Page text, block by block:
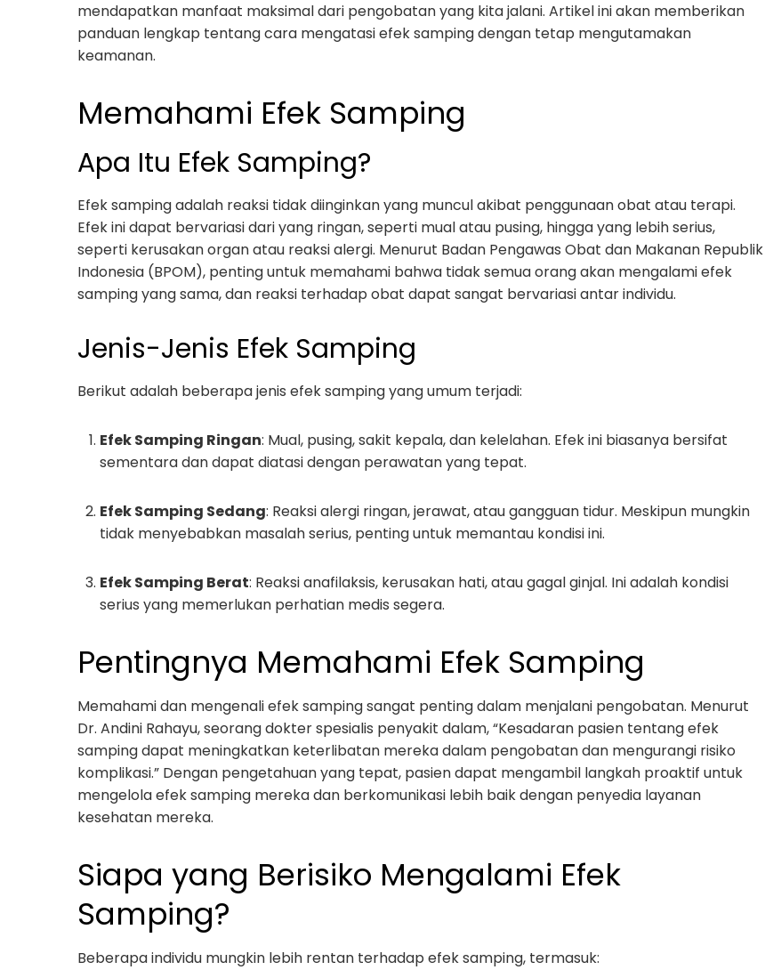
mendapatkan manfaat maksimal dari pengobatan yang kita jalani. Artikel ini akan memberikan
panduan lengkap tentang cara mengatasi efek samping dengan tetap mengutamakan
keamanan.
Memahami Efek Samping
Apa Itu Efek Samping?
Efek samping adalah reaksi tidak diinginkan yang muncul akibat penggunaan obat atau terapi.
Efek ini dapat bervariasi dari yang ringan, seperti mual atau pusing, hingga yang lebih serius,
seperti kerusakan organ atau reaksi alergi. Menurut Badan Pengawas Obat dan Makanan Republik
Indonesia (BPOM), penting untuk memahami bahwa tidak semua orang akan mengalami efek
samping yang sama, dan reaksi terhadap obat dapat sangat bervariasi antar individu.
Jenis-Jenis Efek Samping
Berikut adalah beberapa jenis efek samping yang umum terjadi:
Efek Samping Ringan: Mual, pusing, sakit kepala, dan kelelahan. Efek ini biasanya bersifat
sementara dan dapat diatasi dengan perawatan yang tepat.
Efek Samping Sedang: Reaksi alergi ringan, jerawat, atau gangguan tidur. Meskipun mungkin
tidak menyebabkan masalah serius, penting untuk memantau kondisi ini.
Efek Samping Berat: Reaksi anafilaksis, kerusakan hati, atau gagal ginjal. Ini adalah kondisi
serius yang memerlukan perhatian medis segera.
Pentingnya Memahami Efek Samping
Memahami dan mengenali efek samping sangat penting dalam menjalani pengobatan. Menurut
Dr. Andini Rahayu, seorang dokter spesialis penyakit dalam, “Kesadaran pasien tentang efek
samping dapat meningkatkan keterlibatan mereka dalam pengobatan dan mengurangi risiko
komplikasi.” Dengan pengetahuan yang tepat, pasien dapat mengambil langkah proaktif untuk
mengelola efek samping mereka dan berkomunikasi lebih baik dengan penyedia layanan
kesehatan mereka.
Siapa yang Berisiko Mengalami Efek
Samping?
Beberapa individu mungkin lebih rentan terhadap efek samping, termasuk: